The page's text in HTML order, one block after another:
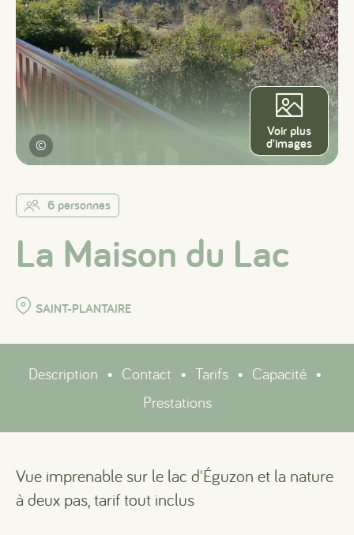
©
Voir plus
d'images
6 personnes
La Maison du Lac
SAINT-PLANTAIRE
Description • Contact • Tarifs • Capacité •
Prestations
Vue imprenable sur le lac d'Éguzon et la nature
à deux pas, tarif tout inclus